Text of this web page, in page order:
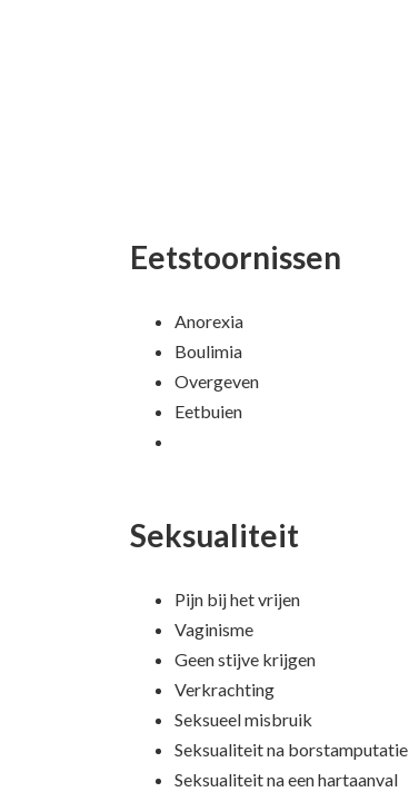
Eetstoornissen
Anorexia
Boulimia
Overgeven
Eetbuien
Seksualiteit
Pijn bij het vrijen
Vaginisme
Geen stijve krijgen
Verkrachting
Seksueel misbruik
Seksualiteit na borstamputatie
Seksualiteit na een hartaanval